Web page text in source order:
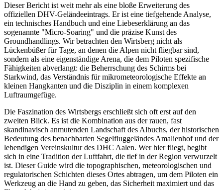
Dieser Bericht ist weit mehr als eine bloße Erweiterung des
offiziellen DHV-Geländeeintrags. Er ist eine tiefgehende Analyse,
ein technisches Handbuch und eine Liebeserklärung an das
sogenannte "Micro-Soaring" und die präzise Kunst des
Groundhandlings. Wir betrachten den Wirtsberg nicht als
Lückenbüßer für Tage, an denen die Alpen nicht fliegbar sind,
sondern als eine eigenständige Arena, die dem Piloten spezifische
Fähigkeiten abverlangt: die Beherrschung des Schirms bei
Starkwind, das Verständnis für mikrometeorologische Effekte an
kleinen Hangkanten und die Disziplin in einem komplexen
Luftraumgefüge.
Die Faszination des Wirtsbergs erschließt sich oft erst auf den
zweiten Blick. Es ist die Kombination aus der rauen, fast
skandinavisch anmutenden Landschaft des Albuchs, der historischen
Bedeutung des benachbarten Segelfluggeländes Amalienhof und der
lebendigen Vereinskultur des DHC Aalen. Wer hier fliegt, begibt
sich in eine Tradition der Luftfahrt, die tief in der Region verwurzelt
ist. Dieser Guide wird die topographischen, meteorologischen und
regulatorischen Schichten dieses Ortes abtragen, um dem Piloten ein
Werkzeug an die Hand zu geben, das Sicherheit maximiert und das